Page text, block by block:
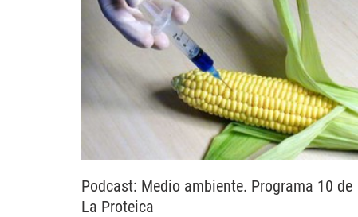
Podcast: Medio ambiente. Programa 10 de
La Proteica